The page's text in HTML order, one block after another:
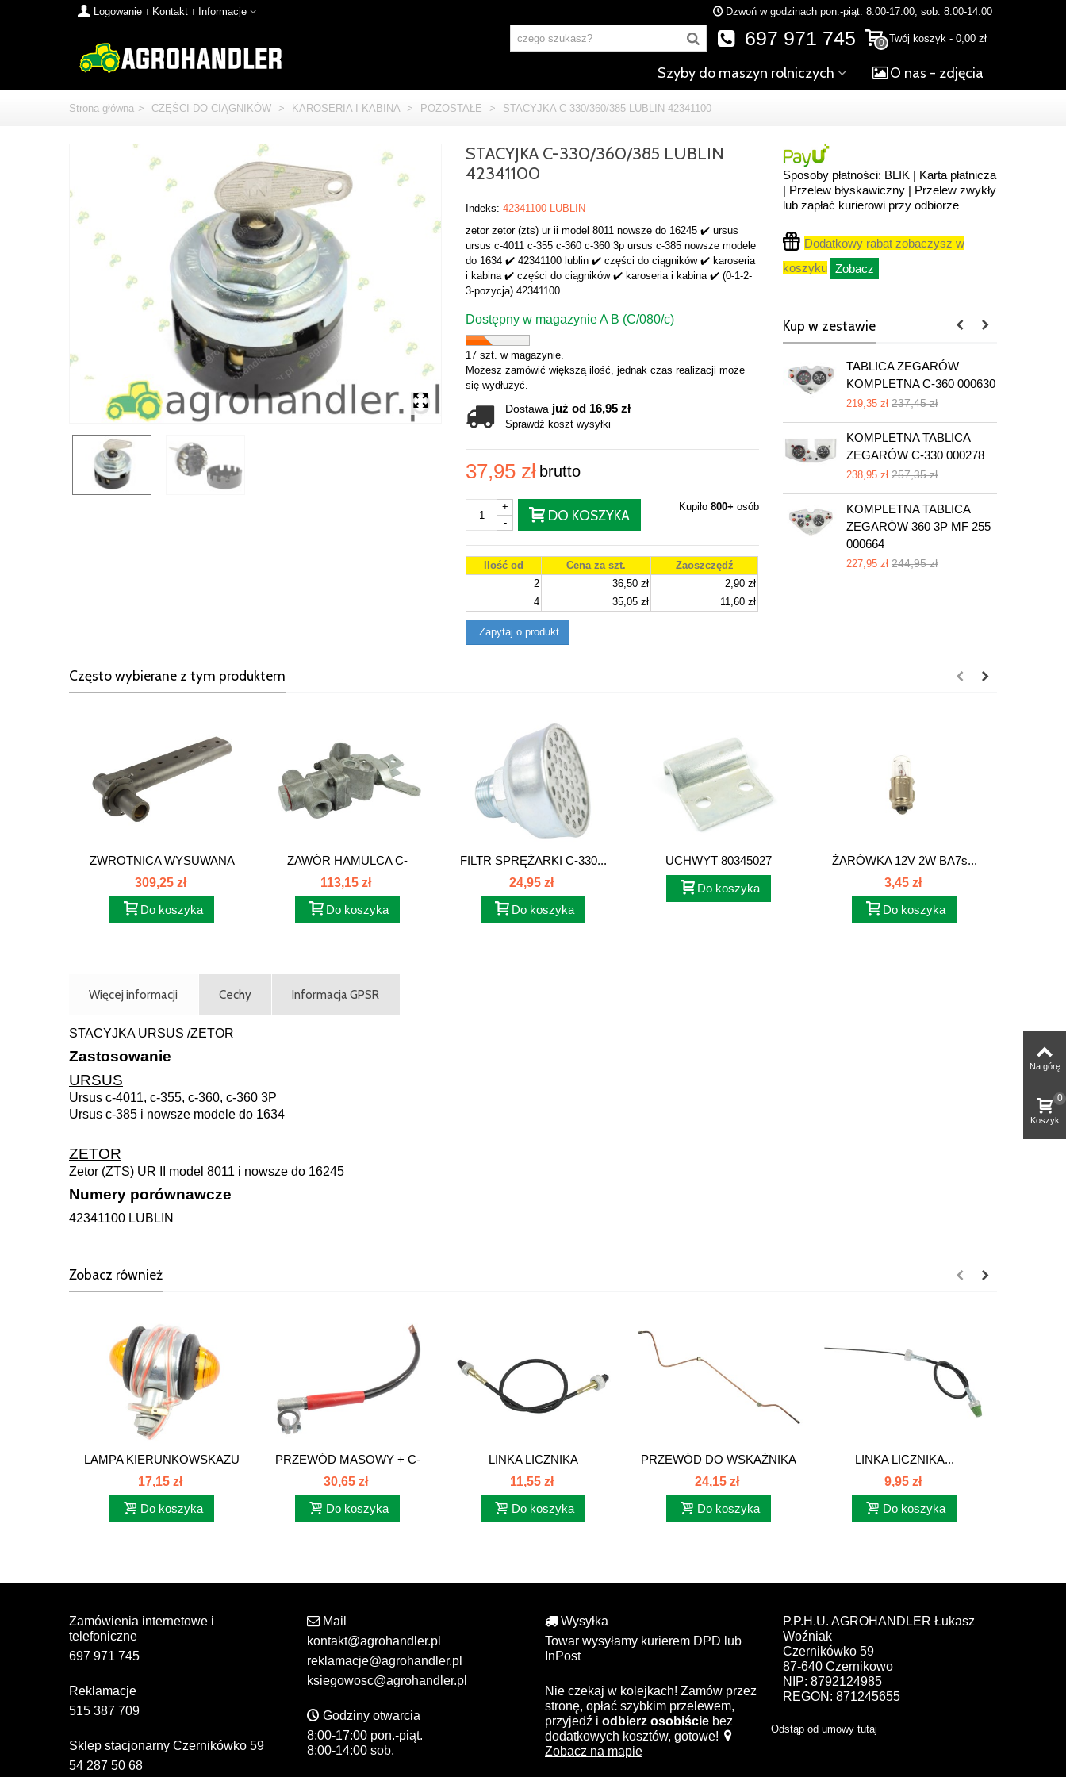
Logowanie Kontakt Informacje Dzwoń w godzinach pon.-piąt. 8:00-17:00, sob. 8:00-14:00
0 Twój koszyk - 0,00 zł
697 971 745
Szyby do maszyn rolniczych O nas - zdjęcia
Strona główna > CZĘŚCI DO CIĄGNIKÓW > KAROSERIA I KABINA > POZOSTAŁE > STACYJKA C-330/360/385 LUBLIN 42341100
STACYJKA C-330/360/385 LUBLIN
42341100
Indeks: 42341100 LUBLIN
zetor zetor (zts) ur ii model 8011 nowsze do 16245 ✔️ ursus
ursus c-4011 c-355 c-360 c-360 3p ursus c-385 nowsze modele
do 1634 ✔️ 42341100 lublin ✔️ części do ciągników ✔️ karoseria
i kabina ✔️ części do ciągników ✔️ karoseria i kabina ✔️ (0-1-2-
3-pozycja) 42341100
Dostępny w magazynie A B (C/080/c)
17 szt. w magazynie.
Możesz zamówić większą ilość, jednak czas realizacji może
się wydłużyć.
Dostawa już od 16,95 zł
Sprawdź koszt wysyłki
37,95 zł brutto
-
+
DO KOSZYKA
Kupiło 800+ osób
Ilość od Cena za szt.
Zaoszczędź
2
36,50 zł
2,90 zł
4
35,05 zł 11,60 zł
Zapytaj o produkt
Sposoby płatności: BLIK | Karta płatnicza
| Przelew błyskawiczny | Przelew zwykły
lub zapłać kurierowi przy odbiorze
Dodatkowy rabat zobaczysz w
koszyku Zobacz
Kup w zestawie
TABLICA ZEGARÓW
KOMPLETNA C-360 000630
219,35 zł 237,45 zł
KOMPLETNA TABLICA
ZEGARÓW C-330 000278
238,95 zł 257,35 zł
KOMPLETNA TABLICA
ZEGARÓW 360 3P MF 255
000664
227,95 zł 244,95 zł
Często wybierane z tym produktem
ZWROTNICA WYSUWANA
RESOROWANA...
309,25 zł
Do koszyka
ZAWÓR HAMULCA C-
385/ZETOR 80235901
113,15 zł
Do koszyka
FILTR SPRĘŻARKI C-330...
24,95 zł
Do koszyka
UCHWYT 80345027
Do koszyka
ŻARÓWKA 12V 2W BA7s...
3,45 zł
Do koszyka
Więcej informacji Cechy Informacja GPSR
STACYJKA URSUS /ZETOR
Zastosowanie
URSUS
Ursus c-4011, c-355, c-360, c-360 3P
Ursus c-385 i nowsze modele do 1634
ZETOR
Zetor (ZTS) UR II model 8011 i nowsze do 16245
Numery porównawcze
42341100 LUBLIN
Zobacz również
LAMPA KIERUNKOWSKAZU
C-330...
17,15 zł
Do koszyka
PRZEWÓD MASOWY + C-
330...
30,65 zł
Do koszyka
LINKA LICZNIKA
MOTOGODZIN C-330...
11,55 zł
Do koszyka
PRZEWÓD DO WSKAŻNIKA
CIŚNIENIA...
24,15 zł
Do koszyka
LINKA LICZNIKA...
9,95 zł
Do koszyka
Zamówienia internetowe i
telefoniczne
697 971 745
Reklamacje
515 387 709
Sklep stacjonarny Czernikówko 59
54 287 50 68
Mail
kontakt@agrohandler.pl
reklamacje@agrohandler.pl
ksiegowosc@agrohandler.pl
Godziny otwarcia
8:00-17:00 pon.-piąt.
8:00-14:00 sob.
Wysyłka
Towar wysyłamy kurierem DPD lub
InPost
Nie czekaj w kolejkach! Zamów przez
stronę, opłać szybkim przelewem,
przyjedź i odbierz osobiście bez
dodatkowych kosztów, gotowe!
Zobacz na mapie
P.P.H.U. AGROHANDLER Łukasz
Woźniak
Czernikówko 59
87-640 Czernikowo
NIP: 8792124985
REGON: 871245655
Odstąp od umowy tutaj
Na górę
Koszyk
0